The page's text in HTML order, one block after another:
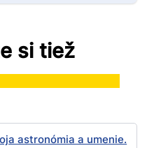
si tiež
astronómia a umenie.